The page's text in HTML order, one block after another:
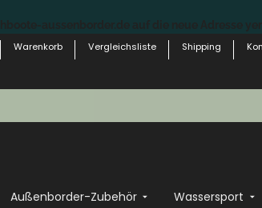
Warenkorb Vergleichsliste Shipping
Außenborder-Zubehör Wassersport